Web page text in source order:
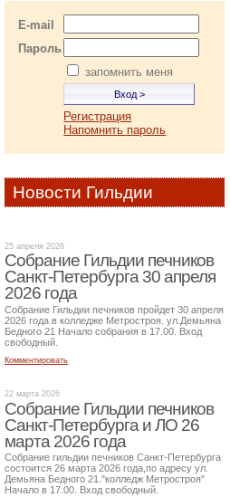
E-mail
Пароль
запомнить меня
Регистрация
Напомнить пароль
Новости Гильдии
25 апреля 2026
Собрание Гильдии печников
Санкт-Петербурга 30 апреля
2026 года
Собрание Гильдии печников пройдет 30 апреля
2026 года в колледже Метростроя. ул.Демьяна
Бедного 21 Начало собрания в 17.00. Вход
свободный.
Комментировать
22 марта 2026
Собрание Гильдии печников
Санкт-Петербурга и ЛО 26
марта 2026 года
Собрание гильдии печников Санкт-Петербурга
состоится 26 марта 2026 года,по адресу ул.
Демьяна Бедного 21."колледж Метростроя"
Начало в 17.00. Вход свободный.